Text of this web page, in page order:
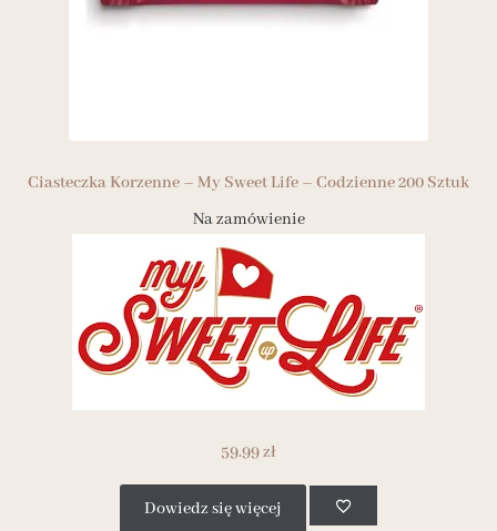
Ciasteczka Korzenne – My Sweet Life – Codzienne 200 Sztuk
Na zamówienie
59.99zł
Dowiedz się więcej